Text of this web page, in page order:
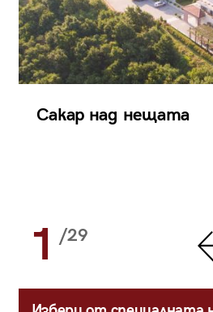
Сакар над нещата
1 /29